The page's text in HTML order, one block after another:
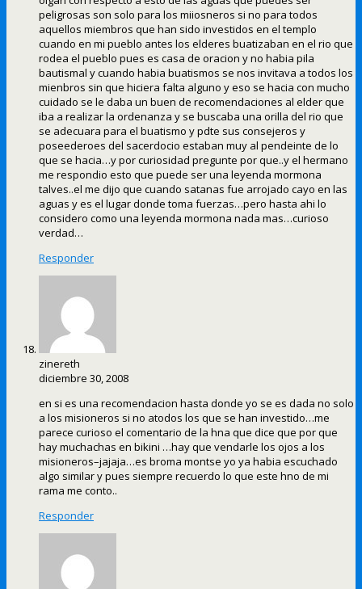
peligrosas son solo para los miiosneros si no para todos
aquellos miembros que han sido investidos en el templo
cuando en mi pueblo antes los elderes buatizaban en el rio que
rodea el pueblo pues es casa de oracion y no habia pila
bautismal y cuando habia buatismos se nos invitava a todos los
mienbros sin que hiciera falta alguno y eso se hacia con mucho
cuidado se le daba un buen de recomendaciones al elder que
iba a realizar la ordenanza y se buscaba una orilla del rio que
se adecuara para el buatismo y pdte sus consejeros y
poseederoes del sacerdocio estaban muy al pendeinte de lo
que se hacia…y por curiosidad pregunte por que..y el hermano
me respondio esto que puede ser una leyenda mormona
talves..el me dijo que cuando satanas fue arrojado cayo en las
aguas y es el lugar donde toma fuerzas…pero hasta ahi lo
considero como una leyenda mormona nada mas…curioso
verdad…
Responder
zinereth
diciembre 30, 2008
en si es una recomendacion hasta donde yo se es dada no solo
a los misioneros si no atodos los que se han investido…me
parece curioso el comentario de la hna que dice que por que
hay muchachas en bikini …hay que vendarle los ojos a los
misioneros–jajaja…es broma montse yo ya habia escuchado
algo similar y pues siempre recuerdo lo que este hno de mi
rama me conto..
Responder